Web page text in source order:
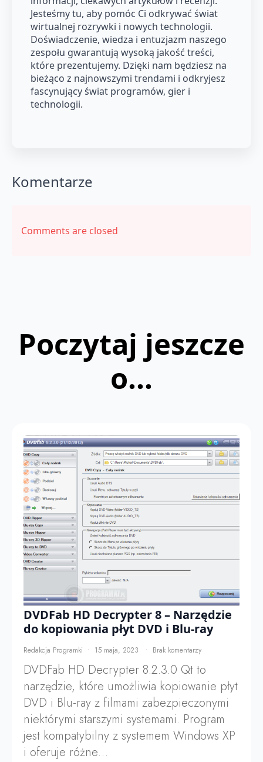
Jesteśmy tu, aby pomóc Ci odkrywać świat
wirtualnej rozrywki i nowych technologii.
Doświadczenie, wiedza i entuzjazm naszego
zespołu gwarantują wysoką jakość treści,
które prezentujemy. Dzięki nam będziesz na
bieżąco z najnowszymi trendami i odkryjesz
fascynujący świat programów, gier i
technologii.
Komentarze
Comments are closed
Poczytaj jeszcze
o...
DVDFab HD Decrypter 8 – Narzędzie
do kopiowania płyt DVD i Blu-ray
Redakcja Programki 15 maja, 2023 Brak komentarzy
DVDFab HD Decrypter 8.2.3.0 Qt to
narzędzie, które umożliwia kopiowanie płyt
DVD i Blu-ray z filmami zabezpieczonymi
niektórymi starszymi systemami. Program
jest kompatybilny z systemem Windows XP
i oferuje różne…